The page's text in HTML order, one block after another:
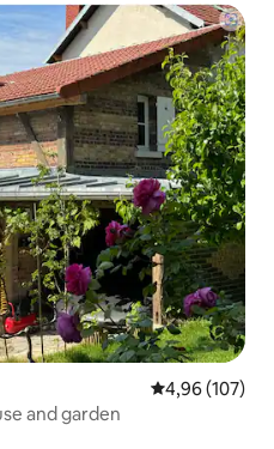
4,96 af 5 í
4,96 (107)
and garden